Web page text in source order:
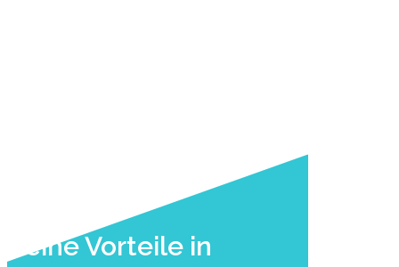
Deine Vorteile in